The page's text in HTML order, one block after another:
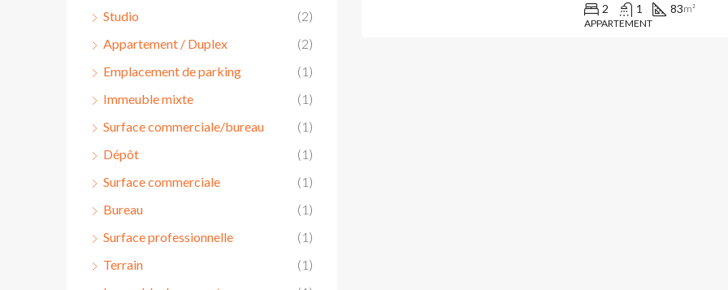
2 1 83m²
APPARTEMENT
Studio
(2)
Appartement / Duplex
(2)
Emplacement de parking
(1)
Immeuble mixte
(1)
Surface commerciale/bureau
(1)
Dépôt
(1)
Surface commerciale
(1)
Bureau
(1)
Surface professionnelle
(1)
Terrain
(1)